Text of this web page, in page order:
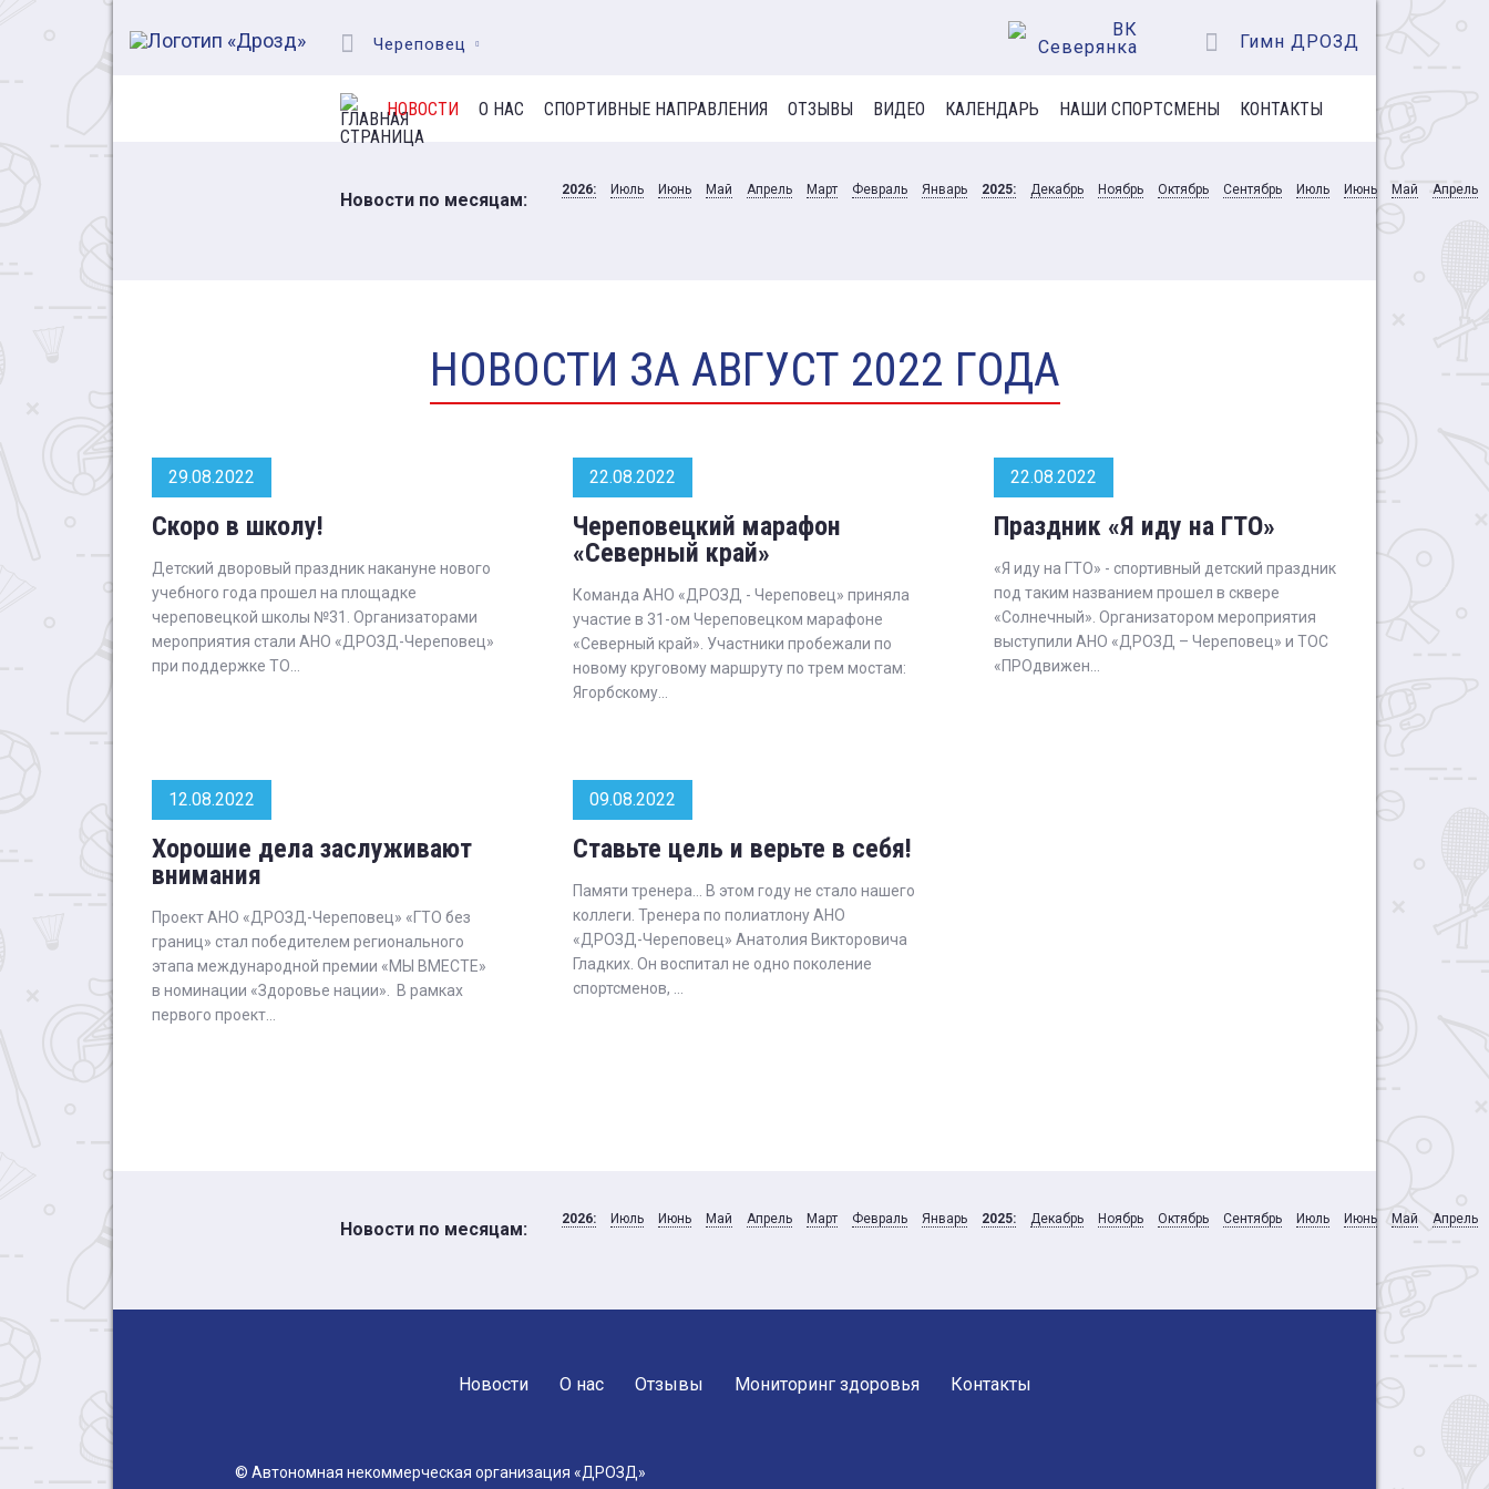
Череповец Гимн ДРОЗД
НОВОСТИ О НАС СПОРТИВНЫЕ НАПРАВЛЕНИЯ ОТЗЫВЫ ВИДЕО КАЛЕНДАРЬ НАШИ СПОРТСМЕНЫ КОНТАКТЫ
Новости по месяцам: 2026: Июль Июнь Май Апрель Март Февраль Январь 2025: Декабрь Ноябрь Октябрь Сентябрь Июль Июнь Май Апрель
НОВОСТИ ЗА АВГУСТ 2022 ГОДА
29.08.2022
Скоро в школу!
Детский дворовый праздник накануне нового
учебного года прошел на площадке
череповецкой школы №31. Организаторами
мероприятия стали АНО «ДРОЗД-Череповец»
при поддержке ТО...
22.08.2022
Череповецкий марафон
«Северный край»
Команда АНО «ДРОЗД - Череповец» приняла
участие в 31-ом Череповецком марафоне
«Северный край». Участники пробежали по
новому круговому маршруту по трем мостам:
Ягорбскому...
22.08.2022
Праздник «Я иду на ГТО»
«Я иду на ГТО» - спортивный детский праздник
под таким названием прошел в сквере
«Солнечный». Организатором мероприятия
выступили АНО «ДРОЗД – Череповец» и ТОС
«ПРОдвижен...
12.08.2022
Хорошие дела заслуживают
внимания
Проект АНО «ДРОЗД-Череповец» «ГТО без
границ» стал победителем регионального
этапа международной премии «МЫ ВМЕСТЕ»
в номинации «Здоровье нации». В рамках
первого проект...
09.08.2022
Ставьте цель и верьте в себя!
Памяти тренера… В этом году не стало нашего
коллеги. Тренера по полиатлону АНО
«ДРОЗД-Череповец» Анатолия Викторовича
Гладких. Он воспитал не одно поколение
спортсменов, ...
Новости по месяцам: 2026: Июль Июнь Май Апрель Март Февраль Январь 2025: Декабрь Ноябрь Октябрь Сентябрь Июль Июнь Май Апрель
Новости О нас Отзывы Мониторинг здоровья Контакты
© Автономная некоммерческая организация «ДРОЗД»